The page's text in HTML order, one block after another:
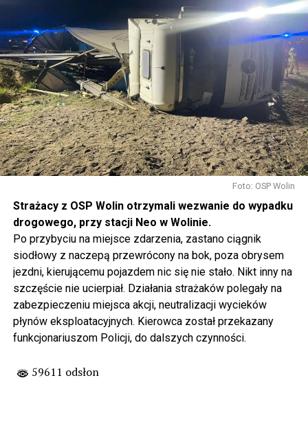
Foto: OSP Wolin
Strażacy z OSP Wolin otrzymali wezwanie do wypadku
drogowego, przy stacji Neo w Wolinie.
Po przybyciu na miejsce zdarzenia, zastano ciągnik
siodłowy z naczepą przewrócony na bok, poza obrysem
jezdni, kierującemu pojazdem nic się nie stało. Nikt inny na
szczęście nie ucierpiał. Działania strażaków polegały na
zabezpieczeniu miejsca akcji, neutralizacji wycieków
płynów eksploatacyjnych. Kierowca został przekazany
funkcjonariuszom Policji, do dalszych czynności.
59611 odsłon